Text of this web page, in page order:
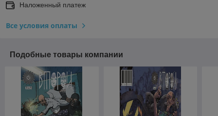
Наложенный платеж
Все условия оплаты
Подобные товары компании